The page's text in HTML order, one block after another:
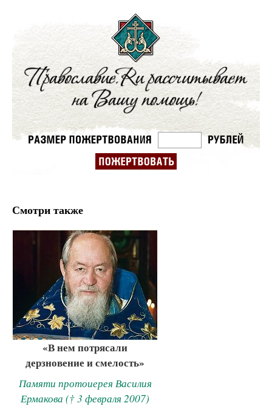
Смотри также
«В нем потрясали
дерзновение и смелость»
Памяти протоиерея Василия
Ермакова († 3 февраля 2007)